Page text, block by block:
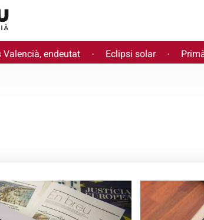
Valencià, endeutat · Eclipsi solar ·